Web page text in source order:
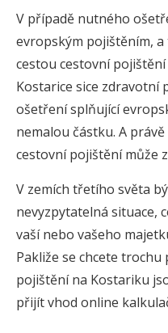
V případě nutného
evropským pojištěním,
cestou cestovní
Kostarice sice zdravotní
ošetření splňující
nemalou částku. A
cestovní pojištění může
V zemích třetího světa
nevyzpytatelná situace,
vaší nebo vašeho
Pakliže se chcete
pojištění na Kostariku
přijít vhod online